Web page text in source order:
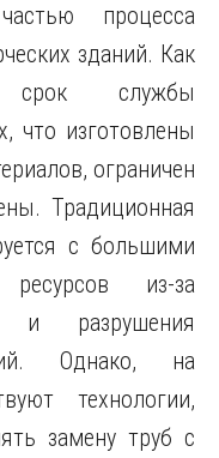
процесса
зданий. Как
срок службы
что изготовлены
ограничен
Традиционная
с большими
из-за
и разрушения
Однако, на
технологии,
замену труб с